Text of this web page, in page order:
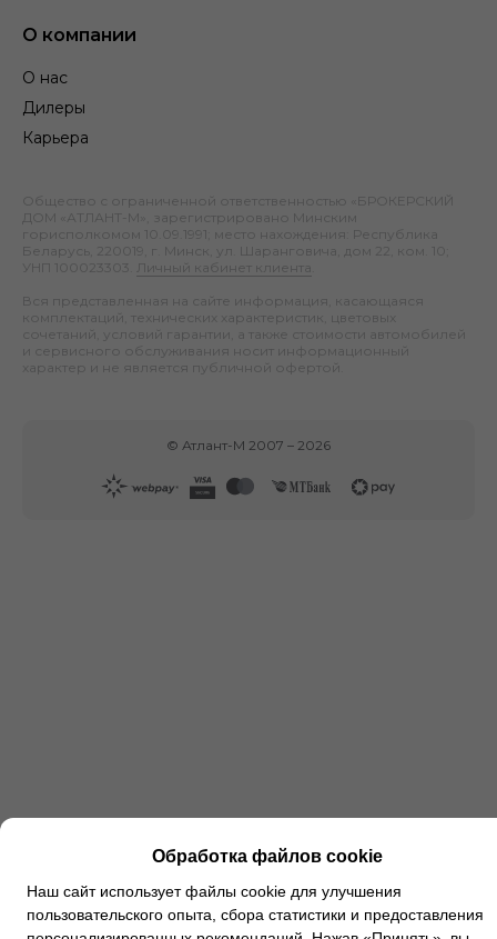
О компании
О нас
Дилеры
Карьера
Общество с ограниченной ответственностью «БРОКЕРСКИЙ
ДОМ «АТЛАНТ-М», зарегистрировано Минским
горисполкомом 10.09.1991; место нахождения: Республика
Беларусь, 220019, г. Минск, ул. Шаранговича, дом 22, ком. 10;
УНП 100023303.
Личный кабинет клиента
Вся представленная на сайте информация, касающаяся
комплектаций, технических характеристик, цветовых
сочетаний, условий гарантии, а также стоимости автомобилей
и сервисного обслуживания носит информационный
характер и не является публичной офертой.
© Атлант-М 2007 – 2026
Обработка файлов cookie
Наш сайт использует файлы cookie для улучшения
пользовательского опыта, сбора статистики и предоставления